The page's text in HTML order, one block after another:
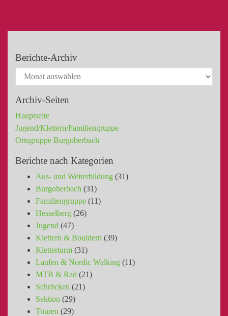
Berichte-Archiv
Archiv-Seiten
Hauptseite
Jugend/Klettern/Familiengruppe
Ortsgruppe Burgoberbach
Berichte nach Kategorien
Aus- und Weiterbildung (31)
Burgoberbach (31)
Familiengruppe (11)
Hesselberg (26)
Jugend (47)
Klettern & Bouldern (39)
Kletterturm (31)
Laufen & Nordic Walking (11)
MTB & Rad (21)
Schröcken (21)
Sektion (29)
Touren (29)